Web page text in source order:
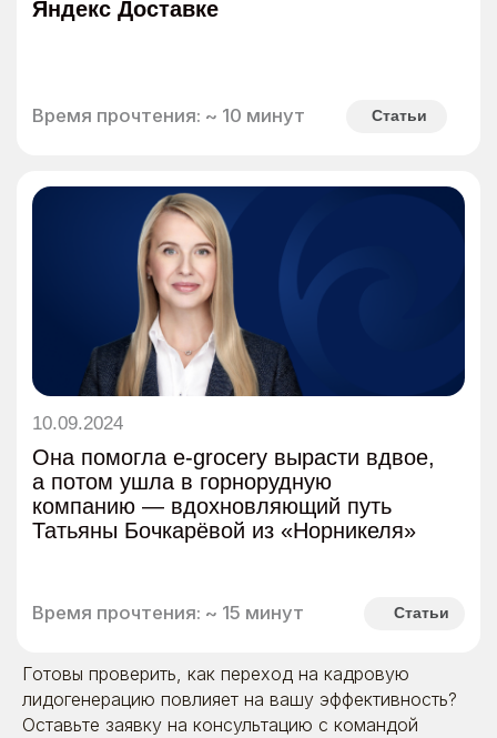
Готовы проверить, как переход на кадровую
лидогенерацию повлияет на вашу эффективность?
Оставьте заявку на консультацию с командой